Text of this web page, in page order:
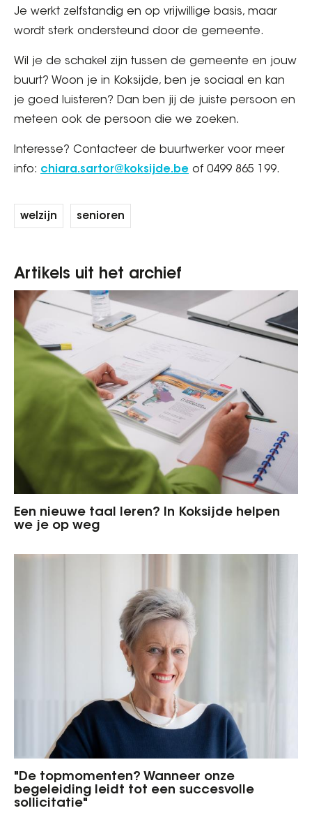
Je werkt zelfstandig en op vrijwillige basis, maar
wordt sterk ondersteund door de gemeente.
Wil je de schakel zijn tussen de gemeente en jouw
buurt? Woon je in Koksijde, ben je sociaal en kan
je goed luisteren? Dan ben jij de juiste persoon en
meteen ook de persoon die we zoeken.
Interesse? Contacteer de buurtwerker voor meer
info: chiara.sartor@koksijde.be of 0499 865 199.
welzijn senioren
Artikels uit het archief
Een nieuwe taal leren? In Koksijde helpen
we je op weg
"De topmomenten? Wanneer onze
begeleiding leidt tot een succesvolle
sollicitatie"